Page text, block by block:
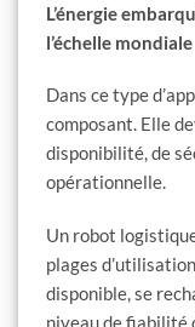
L’énergie
l’échelle mondiale
Dans ce type
composant. Elle
disponibilité, de
opérationnelle.
Un robot
plages
disponible, se
niveau de fiabilité